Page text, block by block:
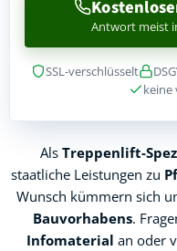
Antwort meist
SSL-verschlüsselt
keine
Als Treppenlift-
staatliche Leistungen zu
Wunsch kümmern sich
Bauvorhabens.
Infomaterial an oder